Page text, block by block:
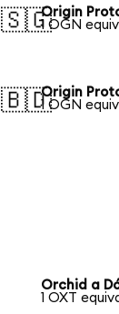
🇸🇬Origin
1 OGN
🇧🇩Origin
1 OGN
Orchid a
1 OXT